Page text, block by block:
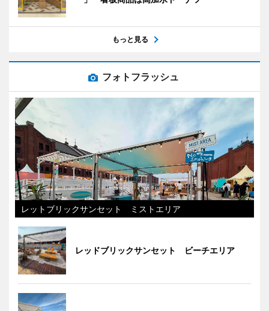
もっと見る
フォトフラッシュ
レットブリックサンセット ミストエリア
レッドブリックサンセット ビーチエリア